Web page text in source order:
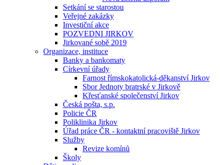
Setkání se starostou
Veřejné zakázky
Investiční akce
POZVEDNI JIRKOV
Jirkované sobě 2019
Organizace, instituce
Banky a bankomaty
Církevní úřady
Farnost římskokatolická-děkanství Jirkov
Sbor Jednoty bratrské v Jirkově
Křesťanské společenství Jirkov
Česká pošta, s.p.
Policie ČR
Poliklinika Jirkov
Úřad práce ČR - kontaktní pracoviště Jirkov
Služby
Revize komínů
Školy